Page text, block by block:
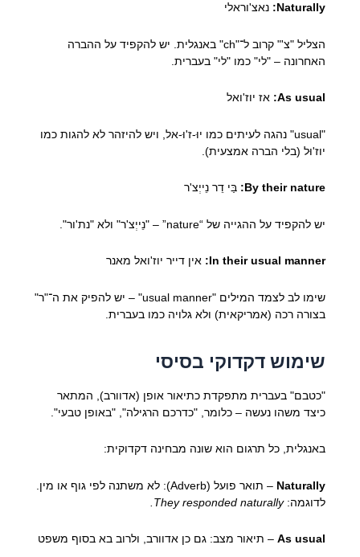
Naturally: נאצ'וראלי
הצליל "צ'" קרוב ל־"ch" באנגלית. יש להקפיד על ההברה
האחרונה – "לי" כמו "לי" בעברית.
As usual: אז יוז'ואל
"usual" נהגה לעיתים כמו יוּ-ז'וּ-אל, ויש להיזהר לא להגות כמו
יוז'וּל (בלי הברה אמצעית).
By their nature: בַּי דֵר נֵייְצ'ר
יש להקפיד על ההגייה של “nature” – "נֵייְצ'ר" ולא "נת'ור".
In their usual manner: אין דייר יוז'ואל מאנר
שימו לב לצמד המילים "usual manner" – יש להפיק את ה־"ר"
בצורה רכה (אמריקאית) ולא גלויה כמו בעברית.
שימוש דקדוקי בסיסי
"כטבם" בעברית מתפקדת כתיאור אופן (אדוורב), המתאר
כיצד משהו נעשה – כלומר, "כדרכם הרגילה", "באופן טבעי".
באנגלית, כל תרגום הוא שונה מבחינה דקדוקית:
Naturally
– תואר פועל (Adverb): לא משתנה לפי גוף או מין.
לדוגמה:They responded naturally.
As usual– תיאור מצב: גם כן אדוורב, ולרוב בא בסוף משפט